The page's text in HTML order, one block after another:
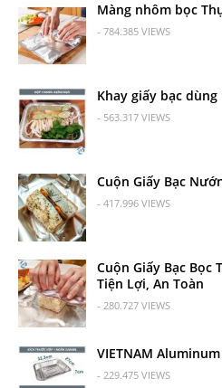
Màng nhôm bọc
- 784.385 VIEWS
Khay giấy bạc dùng
- 563.317 VIEWS
Cuộn Giấy Bạc
- 417.996 VIEWS
Cuộn Giấy Bạc Bọc
Tiện Lợi, An Toàn
- 280.727 VIEWS
VIETNAM
- 229.475 VIEWS